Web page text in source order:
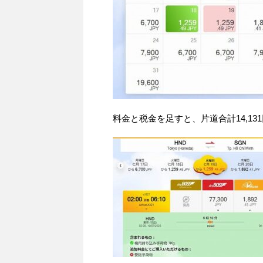
料金と税金を足すと、片道合計